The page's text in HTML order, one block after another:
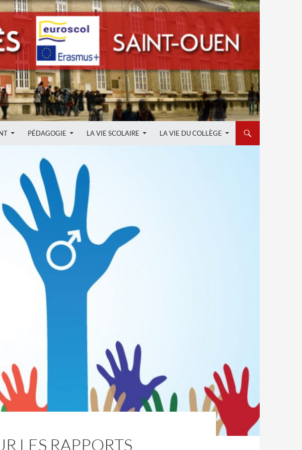
PÉDAGOGIE LA VIE SCOLAIRE LA VIE DU COLLÈGE
LES RAPPORTS